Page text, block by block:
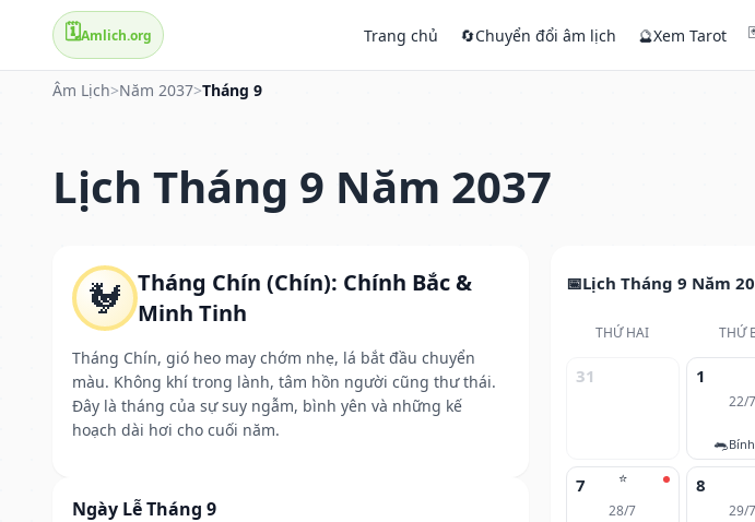
🗓️Amlich.org Trang chủ 🔄Chuyển đổi âm lịch 🔮Xem Tarot
Âm Lịch>Năm 2037>Tháng 9
Lịch Tháng 9 Năm 2037
🐓 Tháng Chín (Chín): Chính Bắc &
Minh Tinh
Tháng Chín, gió heo may chớm nhẹ, lá bắt đầu chuyển
màu. Không khí trong lành, tâm hồn người cũng thư thái.
Đây là tháng của sự suy ngẫm, bình yên và những kế
hoạch dài hơi cho cuối năm.
Ngày Lễ Tháng 9
Lịch Tháng 9 Năm
THỨ HAI THỨ
31 1
22/7
🐀
⭐
7
28/7
8
29/7